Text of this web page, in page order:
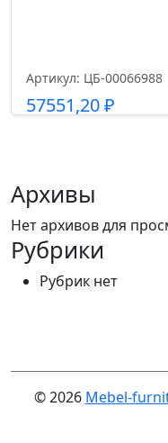
Артикул: ЦБ-00066988
57551,20₽
Архивы
Нет архивов для
Рубрики
Рубрик нет
© 2026 Mebel-